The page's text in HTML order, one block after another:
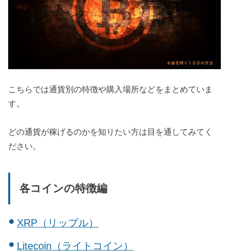
こちらでは通貨別の特徴や購入場所などをまとめていま
す。
どの通貨が稼げるのかを知りたい方は目を通してみてく
ださい。
各コインの特徴編
XRP（リップル）
Litecoin（ライトコイン）